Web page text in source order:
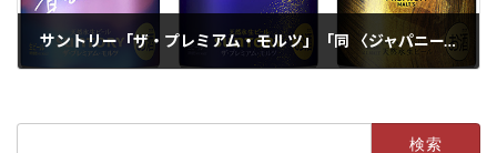
サントリー「ザ・プレミアム・モルツ」「同 〈ジャパニーズエール〉香るエール」「同 マスターズドリーム」をリニューアル